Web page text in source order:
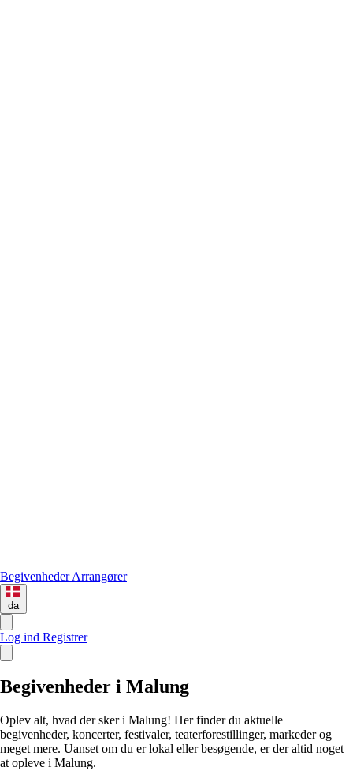
BegivenhederArrangører
da
Log ind Registrer
Begivenheder i Malung
Oplev alt, hvad der sker i Malung! Her finder du aktuelle
begivenheder, koncerter, festivaler, teaterforestillinger, markeder og
meget mere. Uanset om du er lokal eller besøgende, er der altid noget
at opleve i Malung.